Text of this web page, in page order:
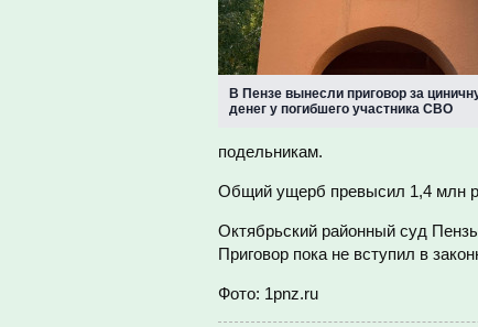
В Пензе вынесли приговор за
денег у погибшего участника СВО
подельникам.
Общий ущерб превысил 1,4 млн
Октябрьский районный суд
Приговор пока не вступил в
Фото: 1pnz.ru